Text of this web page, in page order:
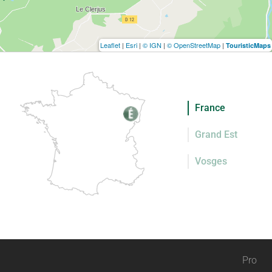
Leaflet | Esri | © IGN | © OpenStreetMap | TouristicMaps
France
Grand Est
Vosges
Pro